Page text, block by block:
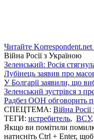
Читайте
Війна Росії з Україною
Зеленський: Росія
Лубінець заявив про
У Болгарії заявили, що
Зеленський зустрівся з
Радбез ООН обговорить
СПЕЦТЕМА: Війна
ТЕГИ: истребитель, ВСУ,
Якщо ви помітили
натисніть Ctrl + Enter,